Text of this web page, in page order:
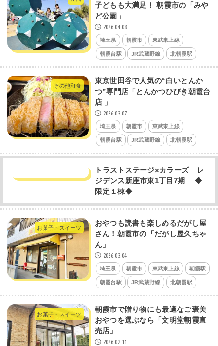
子どもも大満足！ 朝霞市の「みや
ど公園」
2026.04.08
埼玉県 朝霞市 東武東上線
朝霞台駅 JR武蔵野線 北朝霞駅
その他和食
東京世田谷で人気の“白いとんか
つ”専門店「とんかつひびき朝霞台
店 」
2026.03.07
埼玉県 朝霞市 東武東上線
朝霞台駅 JR武蔵野線 北朝霞駅
トラストステージ×カラーズ レ
ジデンス新座市東1丁目7期 ◆
限定１棟◆
お菓子・スイーツ
おやつも読書も楽しめるだがし屋
さん！朝霞市の「だがし屋久ちゃ
ん」
2026.03.04
埼玉県 朝霞市 東武東上線 朝霞駅
朝霞台駅 JR武蔵野線 北朝霞駅
お菓子・スイーツ
朝霞市で贈り物にも最適なご褒美
おやつを選ぶなら「文明堂朝霞直
売店」
2026.02.11